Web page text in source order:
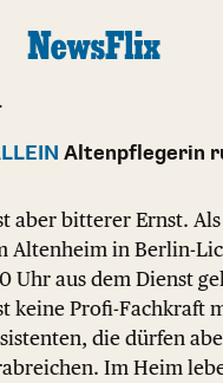
Altenpflegerin
aber bitterer Ernst.
Altenheim in Berlin-
Uhr aus dem Dienst
keine Profi-Fachkraft
die dürfen
Im Heim